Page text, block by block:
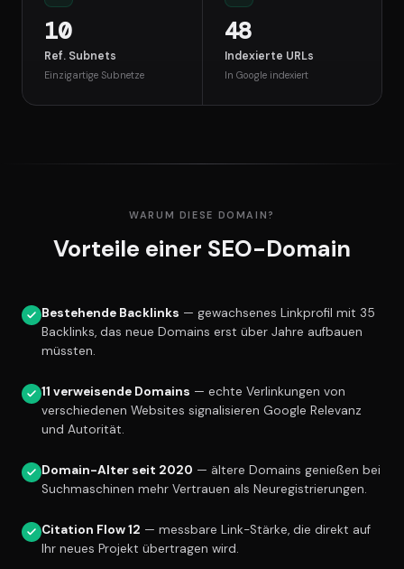
10
Ref. Subnets
Einzigartige Subnetze
48
Indexierte URLs
In Google indexiert
WARUM DIESE DOMAIN?
Vorteile einer SEO-Domain
Bestehende Backlinks — gewachsenes Linkprofil mit 35
Backlinks, das neue Domains erst über Jahre aufbauen
müssten.
11 verweisende Domains — echte Verlinkungen von
verschiedenen Websites signalisieren Google Relevanz
und Autorität.
Domain-Alter seit 2020 — ältere Domains genießen bei
Suchmaschinen mehr Vertrauen als Neuregistrierungen.
Citation Flow 12 — messbare Link-Stärke, die direkt auf
Ihr neues Projekt übertragen wird.